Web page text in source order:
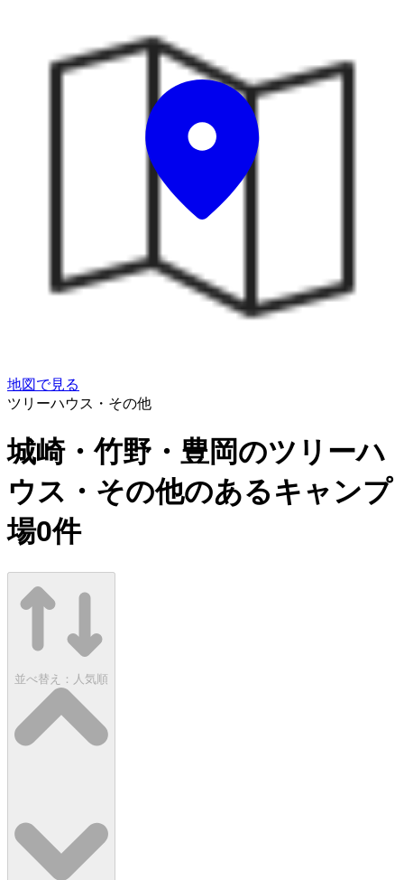
地図で見る
ツリーハウス・その他
城崎・竹野・豊岡のツリーハ
ウス・その他のあるキャンプ
場0件
並べ替え： 人気順